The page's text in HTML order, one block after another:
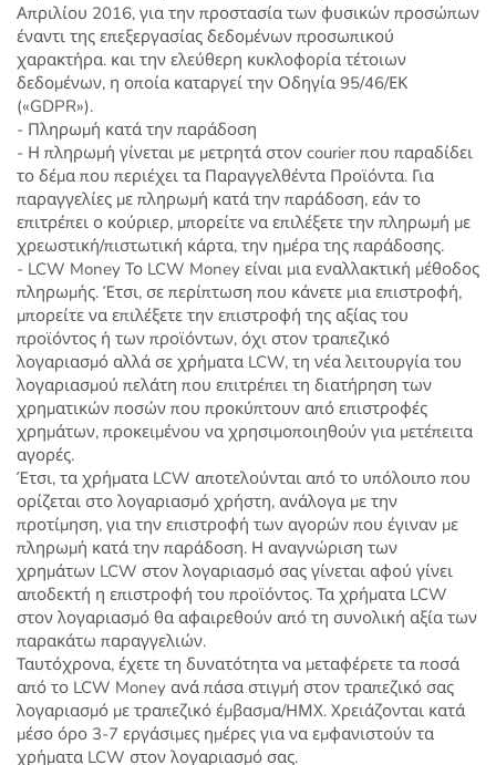
Απριλίου 2016, για την προστασία των φυσικών προσώπων
έναντι της επεξεργασίας δεδομένων προσωπικού
χαρακτήρα. και την ελεύθερη κυκλοφορία τέτοιων
δεδομένων, η οποία καταργεί την Οδηγία 95/46/ΕΚ
(«GDPR»).
- Πληρωμή κατά την παράδοση
- Η πληρωμή γίνεται με μετρητά στον courier που παραδίδει
το δέμα που περιέχει τα Παραγγελθέντα Προϊόντα. Για
παραγγελίες με πληρωμή κατά την παράδοση, εάν το
επιτρέπει ο κούριερ, μπορείτε να επιλέξετε την πληρωμή με
χρεωστική/πιστωτική κάρτα, την ημέρα της παράδοσης.
- LCW Money Το LCW Money είναι μια εναλλακτική μέθοδος
πληρωμής. Έτσι, σε περίπτωση που κάνετε μια επιστροφή,
μπορείτε να επιλέξετε την επιστροφή της αξίας του
προϊόντος ή των προϊόντων, όχι στον τραπεζικό
λογαριασμό αλλά σε χρήματα LCW, τη νέα λειτουργία του
λογαριασμού πελάτη που επιτρέπει τη διατήρηση των
χρηματικών ποσών που προκύπτουν από επιστροφές
χρημάτων, προκειμένου να χρησιμοποιηθούν για μετέπειτα
αγορές.
Έτσι, τα χρήματα LCW αποτελούνται από το υπόλοιπο που
ορίζεται στο λογαριασμό χρήστη, ανάλογα με την
προτίμηση, για την επιστροφή των αγορών που έγιναν με
πληρωμή κατά την παράδοση. Η αναγνώριση των
χρημάτων LCW στον λογαριασμό σας γίνεται αφού γίνει
αποδεκτή η επιστροφή του προϊόντος. Τα χρήματα LCW
στον λογαριασμό θα αφαιρεθούν από τη συνολική αξία των
παρακάτω παραγγελιών.
Ταυτόχρονα, έχετε τη δυνατότητα να μεταφέρετε τα ποσά
από το LCW Money ανά πάσα στιγμή στον τραπεζικό σας
λογαριασμό με τραπεζικό έμβασμα/ΗΜΧ. Χρειάζονται κατά
μέσο όρο 3-7 εργάσιμες ημέρες για να εμφανιστούν τα
χρήματα LCW στον λογαριασμό σας.